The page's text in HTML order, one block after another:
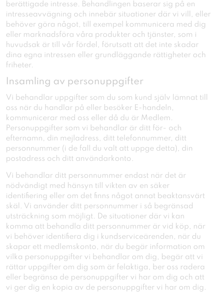
berättigade intresse. Behandlingen baserar sig på en
intresseavvägning och innebär situationer där vi vill, eller
behöver göra något, till exempel kommunicera med dig
eller marknadsföra våra produkter och tjänster, som i
huvudsak är till vår fördel, förutsatt att det inte skadar
dina egna intressen eller grundläggande rättigheter och
friheter.
Insamling av personuppgifter
Vi behandlar uppgifter som du som kund själv lämnat till
oss när du handlar på eller besöker E-handeln,
kommunicerar med oss eller då du är Medlem.
Personuppgifter som vi behandlar är ditt för- och
efternamn, din mejladress, ditt telefonnummer, ditt
personnummer (i de fall du valt att uppge detta), din
postadress och ditt användarkonto.
Vi behandlar ditt personnummer endast när det är
nödvändigt med hänsyn till vikten av en säker
identifiering eller om det finns något annat beaktansvärt
skäl. Vi använder ditt personnummer i så begränsad
utsträckning som möjligt. De situationer där vi kan
komma att behandla ditt personnummer är vid köp, när
vi behöver identifiera dig i kundserviceärenden, när du
skapar ett medlemskonto, när du begär information om
vilka personuppgifter vi behandlar om dig, begär att vi
rättar uppgifter om dig som är felaktiga, ber oss radera
eller begränsa de personuppgifter vi har om dig och att
vi ger dig en kopia av de personuppgifter vi har om dig.